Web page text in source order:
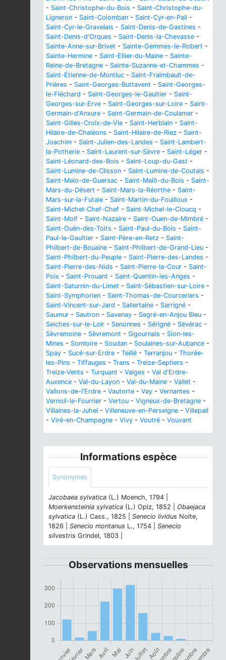
- Saint-Christophe-du-Bois - Saint-Christophe-du-
Ligneron - Saint-Colomban - Saint-Cyr-en-Pail -
Saint-Cyr-le-Gravelais - Saint-Denis-de-Gastines -
Saint-Denis-d'Orques - Saint-Denis-la-Chevasse -
Sainte-Anne-sur-Brivet - Sainte-Gemmes-le-Robert -
Sainte-Hermine - Saint-Ellier-du-Maine - Sainte-
Reine-de-Bretagne - Sainte-Suzanne-et-Chammes -
Saint-Étienne-de-Montluc - Saint-Fraimbault-de-
Prières - Saint-Georges-Buttavent - Saint-Georges-
le-Fléchard - Saint-Georges-le-Gaultier - Saint-
Georges-sur-Erve - Saint-Georges-sur-Loire - Saint-
Germain-d'Anxure - Saint-Germain-de-Coulamer -
Saint-Gilles-Croix-de-Vie - Saint-Herblain - Saint-
Hilaire-de-Chaléons - Saint-Hilaire-de-Riez - Saint-
Joachim - Saint-Julien-des-Landes - Saint-Lambert-
la-Potherie - Saint-Laurent-sur-Sèvre - Saint-Léger -
Saint-Léonard-des-Bois - Saint-Loup-du-Gast -
Saint-Lumine-de-Clisson - Saint-Lumine-de-Coutais -
Saint-Malo-de-Guersac - Saint-Malô-du-Bois - Saint-
Mars-du-Désert - Saint-Mars-la-Réorthe - Saint-
Mars-sur-la-Futaie - Saint-Martin-du-Fouilloux -
Saint-Michel-Chef-Chef - Saint-Michel-le-Cloucq -
Saint-Molf - Saint-Nazaire - Saint-Ouen-de-Mimbré -
Saint-Ouën-des-Toits - Saint-Paul-du-Bois - Saint-
Paul-le-Gaultier - Saint-Père-en-Retz - Saint-
Philbert-de-Bouaine - Saint-Philbert-de-Grand-Lieu -
Saint-Philbert-du-Peuple - Saint-Pierre-des-Landes -
Saint-Pierre-des-Nids - Saint-Pierre-la-Cour - Saint-
Poix - Saint-Prouant - Saint-Quentin-les-Anges -
Saint-Saturnin-du-Limet - Saint-Sébastien-sur-Loire -
Saint-Symphorien - Saint-Thomas-de-Courceriers -
Saint-Vincent-sur-Jard - Sallertaine - Sarrigné -
Saumur - Sautron - Savenay - Segré-en-Anjou Bleu -
Seiches-sur-le-Loir - Senonnes - Sérigné - Sévérac -
Sèvremoine - Sèvremont - Sigournais - Sion-les-
Mines - Somloire - Soudan - Soulaines-sur-Aubance -
Spay - Sucé-sur-Erdre - Teillé - Terranjou - Thorée-
les-Pins - Tiffauges - Trans - Treize-Septiers -
Treize-Vents - Turquant - Vaiges - Val d'Erdre-
Auxence - Val-du-Layon - Val-du-Maine - Vallet -
Vallons-de-l'Erdre - Vautorte - Vay - Vernantes -
Vernoil-le-Fourrier - Vertou - Vigneux-de-Bretagne -
Villaines-la-Juhel - Villeneuve-en-Perseigne - Villepail
- Viré-en-Champagne - Vivy - Voutré - Vouvant
Informations espèce
Synonymes
Jacobaea sylvatica (L.) Moench, 1794 |
Moerkensteinia sylvatica (L.) Opiz, 1852 | Obaejaca
sylvatica (L.) Cass., 1825 | Senecio lividus Nolte,
1826 | Senecio montanus L., 1754 | Senecio
silvestris Grindel, 1803 |
Observations mensuelles